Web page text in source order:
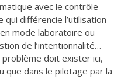
avec le contrôle
différencie l’utilisation
mode laboratoire ou
de l’intentionnalité…
doit exister ici,
que dans le pilotage par la